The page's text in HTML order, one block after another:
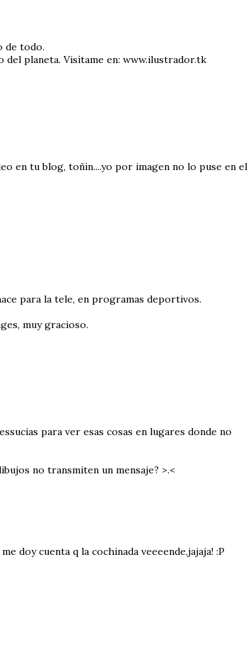
de todo.
planeta. Visítame en: www.ilustrador.tk
en tu blog, toñin....yo por imagen no lo puse en el
para la tele, en programas deportivos.
muy gracioso.
para ver esas cosas en lugares donde no
no transmiten un mensaje? >.<
doy cuenta q la cochinada veeeende,jajaja! :P